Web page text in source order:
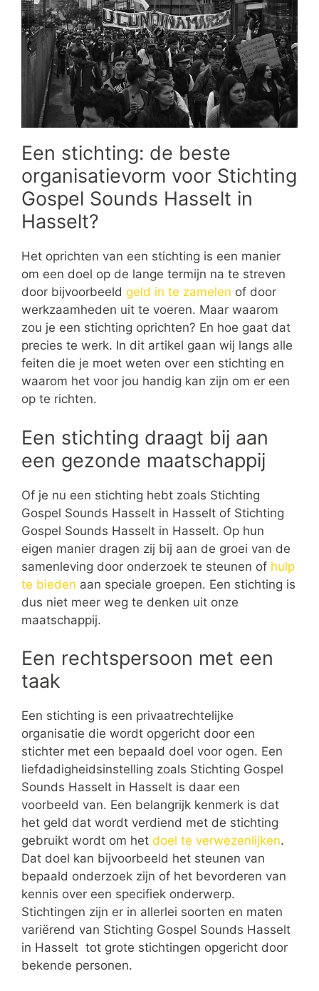
Een stichting: de beste
organisatievorm voor Stichting
Gospel Sounds Hasselt in
Hasselt?
Het oprichten van een stichting is een manier
om een doel op de lange termijn na te streven
door bijvoorbeeld geld in te zamelen of door
werkzaamheden uit te voeren. Maar waarom
zou je een stichting oprichten? En hoe gaat dat
precies te werk. In dit artikel gaan wij langs alle
feiten die je moet weten over een stichting en
waarom het voor jou handig kan zijn om er een
op te richten.
Een stichting draagt bij aan
een gezonde maatschappij
Of je nu een stichting hebt zoals Stichting
Gospel Sounds Hasselt in Hasselt of Stichting
Gospel Sounds Hasselt in Hasselt. Op hun
eigen manier dragen zij bij aan de groei van de
samenleving door onderzoek te steunen of hulp
te bieden aan speciale groepen. Een stichting is
dus niet meer weg te denken uit onze
maatschappij.
Een rechtspersoon met een
taak
Een stichting is een privaatrechtelijke
organisatie die wordt opgericht door een
stichter met een bepaald doel voor ogen. Een
liefdadigheidsinstelling zoals Stichting Gospel
Sounds Hasselt in Hasselt is daar een
voorbeeld van. Een belangrijk kenmerk is dat
het geld dat wordt verdiend met de stichting
gebruikt wordt om het doel te verwezenlijken.
Dat doel kan bijvoorbeeld het steunen van
bepaald onderzoek zijn of het bevorderen van
kennis over een specifiek onderwerp.
Stichtingen zijn er in allerlei soorten en maten
variërend van Stichting Gospel Sounds Hasselt
in Hasselt tot grote stichtingen opgericht door
bekende personen.